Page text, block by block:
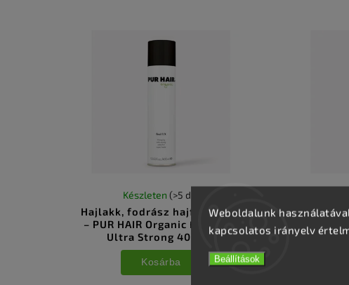
Weboldalunk
kapcsolatos irányelv
Beállítások
Hajlakk, fodrász hajformázás
– PUR HAIR Organic Final F/X
Ultra Strong 400 ml
Készleten (>5 db)
Kosárba
PUR